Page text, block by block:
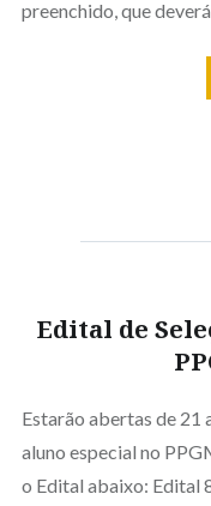
preenchido, que
Edital de
Estarão abertas de 21
aluno especial no
o Edital abaixo: Edital